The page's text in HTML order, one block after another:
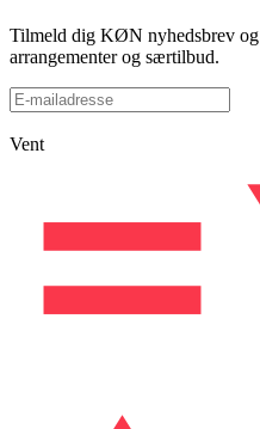
Tilmeld dig KØN nyhedsbrev
arrangementer og særtilbud.
Vent